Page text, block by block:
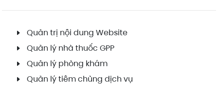
Quản trị nội dung Website
Quản lý nhà thuốc GPP
Quản lý phòng khám
Quản lý tiêm chủng dịch vụ